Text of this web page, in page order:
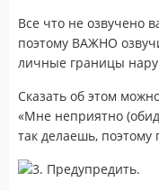
Все что не озвучено
поэтому ВАЖНО
личные границы
Сказать об этом
«Мне неприятно
так делаешь,
3. Предупредить.